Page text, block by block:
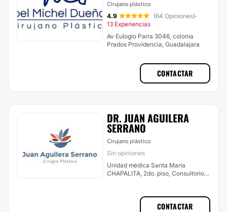
Cirujano plástico
4.9 (64 Opiniones)·
13 Experiencias
Av Eulogio Parra 3046, colonia
Prados Providencia, Guadalajara
CONTACTAR
DR. JUAN AGUILERA
SERRANO
Cirujano plástico
Sin opiniones
Unidad médica Santa María
CHAPALITA, 2do. piso, Consultorio
CONTACTAR